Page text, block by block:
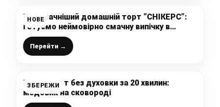
НОВЕ
Найсмачніший домашній торт “СНІКЕРС”:
готуємо неймовірно смачну випічку в
домашніх умовах
Перейти →
ЗБЕРЕЖИ
Готую торт без духовки за 20 хвилин:
медовик на сковороді